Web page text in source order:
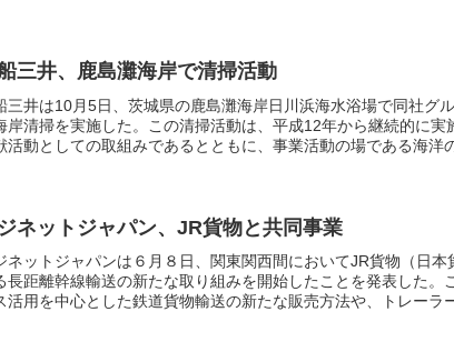
三井、鹿島灘海岸で清掃活動
三井は10月5日、茨城県の鹿島灘海岸日川浜海水浴場で同社グ
岸清掃を実施した。この清掃活動は、平成12年から継続的に実
活動としての取組みであるとともに、事業活動の場である海洋
ネットジャパン、JR貨物と共同事業
ネットジャパンは６月８日、関東関西間においてJR貨物（日
長距離幹線輸送の新たな取り組みを開始したことを発表した。
活用を中心とした鉄道貨物輸送の新たな販売方法や、トレーラ